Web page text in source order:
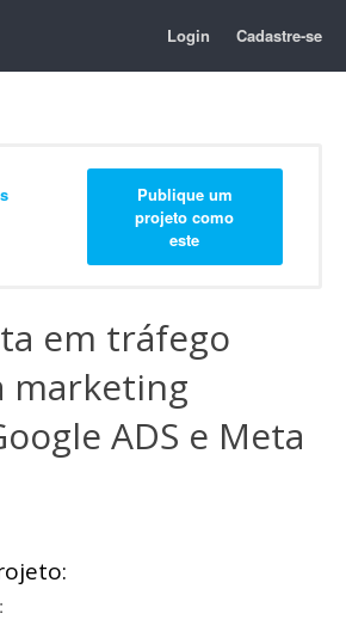
Login Cadastre-se
Publique um
projeto como
este
em tráfego
marketing
ADS e Meta